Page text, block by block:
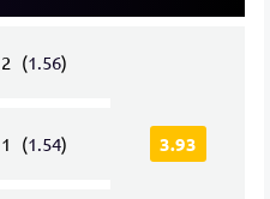
2 (1.56)
3.93
1 (1.54)